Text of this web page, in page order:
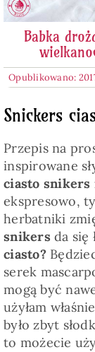
Babka
Opublikowano:
Snickers
Przepis na
inspirowane
ciasto snikers
ekspresowo,
herbatniki
snikers da się
ciasto?
serek
mogą być
użyłam
było zbyt
to możecie